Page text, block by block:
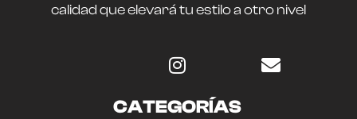
calidad que elevará tu estilo a otro nivel
CATEGORÍAS